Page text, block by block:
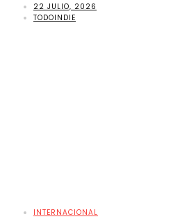
22 JULIO, 2026
TODOINDIE
INTERNACIONAL